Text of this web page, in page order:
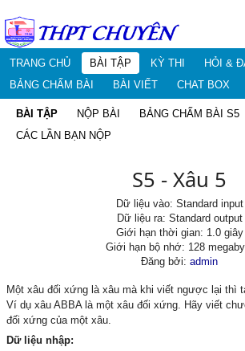
TRANG CHỦ BÀI TẬP KỲ THI
HỎI &
BẢNG CHẤM BÀI
BÀI VIẾT CHAT BOX
BÀI TẬP NỘP BÀI
BẢNG CHẤM BÀI S5
CÁC LẦN BẠN NỘP
S5 - Xâu 5
Dữ liệu vào: Standard input
Dữ liệu ra: Standard output
Giới hạn thời gian: 1.0 giây
Giới hạn bộ nhớ: 128
Đăng bởi: admin
Một xâu đối xứng là xâu mà khi viết ngược lại thì
Ví dụ xâu ABBA là một xâu đối xứng. Hãy viết
đối xứng của một xâu.
Dữ liệu nhập: